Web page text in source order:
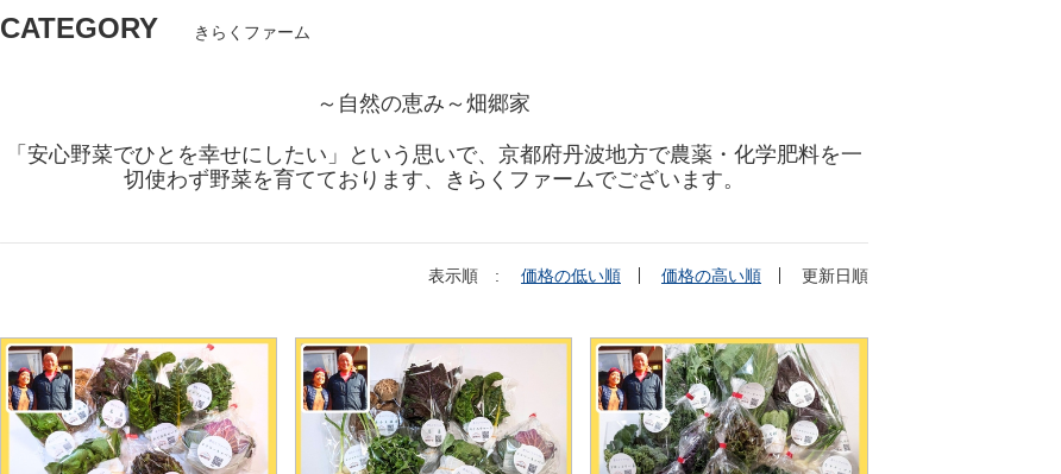
CATEGORY きらくファーム
～自然の恵み～畑郷家
「安心野菜でひとを幸せにしたい」という思いで、京都府丹波地方で農薬・化学肥料を一
切使わず野菜を育てております、きらくファームでございます。
表示順 : 価格の低い順 価格の高い順 更新日順